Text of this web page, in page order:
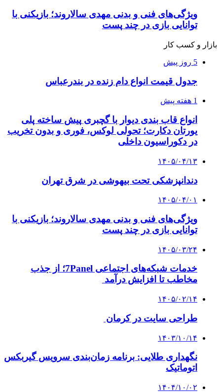
ویژگی‌های فنی و بدنی مهدی سالاروند؛ بازیکنی با
توانایی بازی در چند پست
بازار و کسب کار
5 روز پیش
جدول قیمت انواع دام زنده در بندرعباس
1 هفته پیش
انواع قاب بندی دیوار با گچبری پیش ساخته پلی
یورتان دکارت؛ تحولی لوکس، فوری و بدون تخریب
در دکوراسیون داخلی
۱۴۰۵/۰۴/۱۳
دندانپزشکی تحت بیهوشی در شرق تهران
۱۴۰۵/۰۴/۰۱
ویژگی‌های فنی و بدنی مهدی سالاروند؛ بازیکنی با
توانایی بازی در چند پست
۱۴۰۵/۰۳/۲۴
خدمات شبکه‌های اجتماعی 7Panel؛ از جذب
مخاطب تا افزایش درآمد
۱۴۰۵/۰۲/۱۴
طراحی سایت در کرمان
۱۴۰۳/۱۰/۱۴
نگهداری طلایی: برنامه زمان‌بندی سرویس گیربکس
اتوماتیک
۱۴۰۴/۱۰/۰۲